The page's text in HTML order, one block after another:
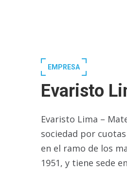
EMPRESA
Evaristo
Evaristo Lima –
sociedad por
en el ramo de los
1951, y tiene sede